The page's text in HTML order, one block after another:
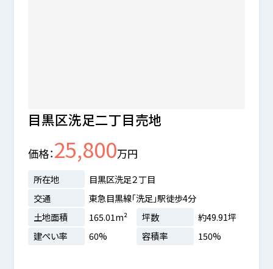
目黒区洗足二丁目売地
価格 25,800万円
所在地
目黒区洗足２丁目
交通
東急目黒線「洗足」駅徒歩4分
土地面積
165.01m² 坪数
約49.91坪
建ぺい率
60% 容積率 150%